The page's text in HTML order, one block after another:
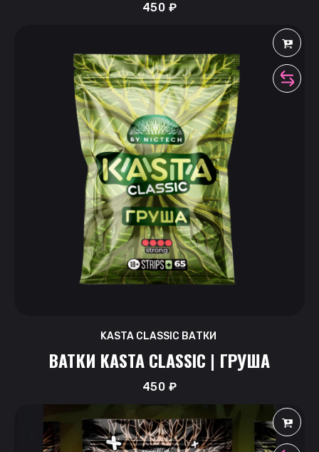
450 ₽
KASTA CLASSIC ВАТКИ
ВАТКИ KASTA CLASSIC | ГРУША
450 ₽